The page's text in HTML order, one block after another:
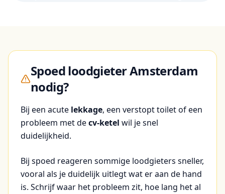
Spoed loodgieter Amsterdam
nodig?
Bij een acute lekkage, een verstopt toilet of een
probleem met decv-ketel wil je snel
duidelijkheid.
Bij spoed reageren sommige loodgieters sneller,
vooral als je duidelijk uitlegt wat er aan de hand
is. Schrijf waar het probleem zit, hoe lang het al